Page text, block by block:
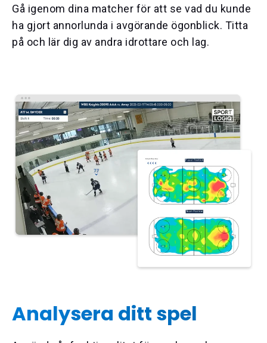
Gå igenom dina matcher för att se vad du kunde
ha gjort annorlunda i avgörande ögonblick. Titta
på och lär dig av andra idrottare och lag.
Analysera ditt spel